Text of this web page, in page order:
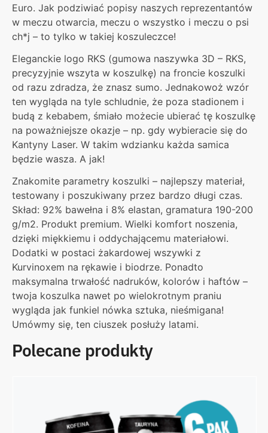
Euro. Jak podziwiać popisy naszych reprezentantów
w meczu otwarcia, meczu o wszystko i meczu o psi
ch*j – to tylko w takiej koszuleczce!
Eleganckie logo RKS (gumowa naszywka 3D – RKS,
precyzyjnie wszyta w koszulkę) na froncie koszulki
od razu zdradza, że znasz sumo. Jednakowoż wzór
ten wygląda na tyle schludnie, że poza stadionem i
budą z kebabem, śmiało możecie ubierać tę koszulkę
na poważniejsze okazje – np. gdy wybieracie się do
Kantyny Laser. W takim wdzianku każda samica
będzie wasza. A jak!
Znakomite parametry koszulki – najlepszy materiał,
testowany i poszukiwany przez bardzo długi czas.
Skład: 92% bawełna i 8% elastan, gramatura 190-200
g/m2. Produkt premium. Wielki komfort noszenia,
dzięki miękkiemu i oddychającemu materiałowi.
Dodatki w postaci żakardowej wszywki z
Kurvinoxem na rękawie i biodrze. Ponadto
maksymalna trwałość nadruków, kolorów i haftów –
twoja koszulka nawet po wielokrotnym praniu
wygląda jak funkiel nówka sztuka, nieśmigana!
Umówmy się, ten ciuszek posłuży latami.
Polecane produkty